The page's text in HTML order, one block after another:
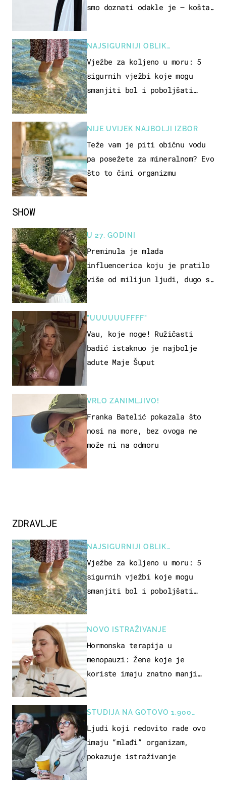
SHOW
U 27. GODINI
Preminula je mlada
influencerica koju je pratilo
više od milijun ljudi, dugo se
"UUUUUUFFFF"
Vau, koje noge! Ružičasti
badić istaknuo je najbolje
adute Maje Šuput
VRLO ZANIMLJIVO!
Franka Batelić pokazala što
nosi na more, bez ovoga ne
može ni na odmoru
ZDRAVLJE
NAJSIGURNIJI OBLIK
REKREACIJE
Vježbe za koljeno u moru: 5
sigurnih vježbi koje mogu
smanjiti bol i poboljšati
NOVO ISTRAŽIVANJE
Hormonska terapija u
menopauzi: Žene koje je
koriste imaju znatno manji
STUDIJA NA GOTOVO 1.900
OSOBA
Ljudi koji redovito rade ovo
imaju “mlađi” organizam,
pokazuje istraživanje
smo doznati odakle je – košta
NAJSIGURNIJI OBLIK
REKREACIJE
Vježbe za koljeno u moru: 5
sigurnih vježbi koje mogu
smanjiti bol i poboljšati
NIJE UVIJEK NAJBOLJI IZBOR
Teže vam je piti običnu vodu
pa posežete za mineralnom? Evo
što to čini organizmu